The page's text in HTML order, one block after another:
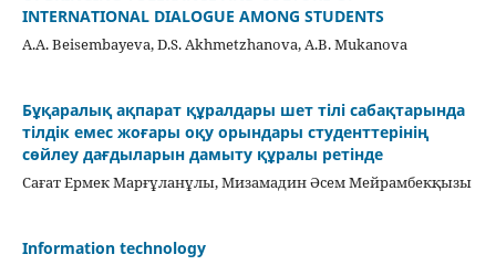
INTERNATIONAL DIALOGUE AMONG STUDENTS
A.A. Beisembayeva, D.S. Akhmetzhanova, A.B. Mukanova
Бұқаралық ақпарат құралдары шет тілі сабақтарында
тілдік емес жоғары оқу орындары студенттерінің
сөйлеу дағдыларын дамыту құралы ретінде
Сағат Ермек Марғұланұлы, Мизамадин Әсем Мейрамбекқызы
Information technology